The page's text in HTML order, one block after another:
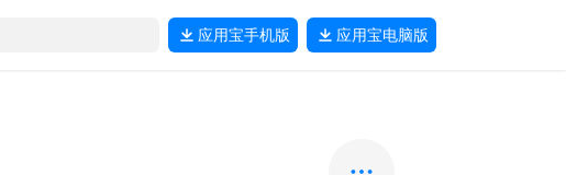
应用宝手机版 应用宝电脑版